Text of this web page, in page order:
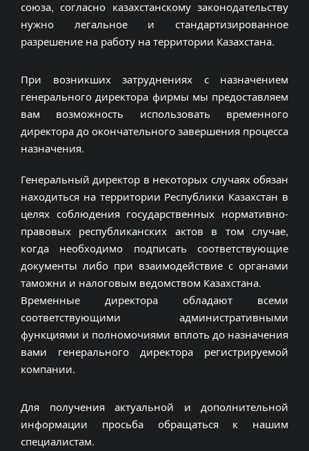
союза, согласно казахстанскому законодательству
нужно легальное и стандартизированное
разрешение на работу на территории Казахстана.
При возникших затруднениях с назначением
генерального директора фирмы мы предоставляем
вам возможность использовать временного
директора до окончательного завершения процесса
назначения.
Генеральный директор в некоторых случаях обязан
находиться на территории Республики Казахстан в
целях соблюдения государственных нормативно-
правовых республиканских актов в том случае,
когда необходимо подписать соответствующие
документы либо при взаимодействие с органами
таможни и налоговым ведомством Казахстана.
Временные директора обладают всеми
соответствующими административными
функциями и полномочиями вплоть до назначения
вами генерального директора регистрируемой
компании.
Для получения актуальной и дополнительной
информации просьба обращаться к нашим
специалистам.